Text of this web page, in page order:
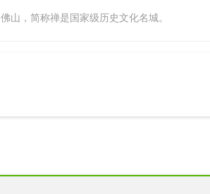
佛山，简称禅是国家级历史文化名城。